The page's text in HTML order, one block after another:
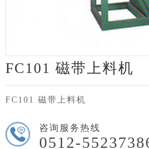
FC101 磁带上料机
FC101 磁带上料机
咨询服务热线
0512-